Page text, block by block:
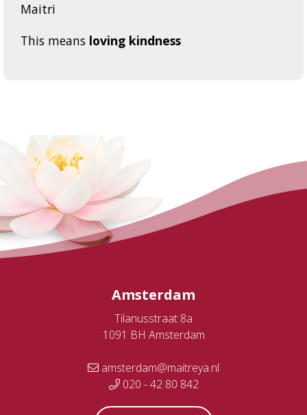
Maitri
This means loving kindness
Amsterdam
Tilanusstraat 8a
1091 BH Amsterdam
amsterdam@maitreya.nl
020 - 42 80 842